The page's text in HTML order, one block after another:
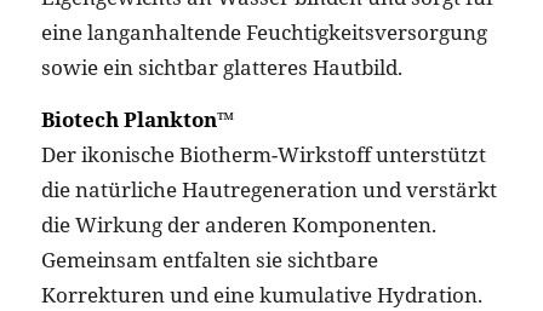
eine langanhaltende Feuchtigkeitsversorgung
sowie ein sichtbar glatteres Hautbild.
Biotech Plankton™
Der ikonische Biotherm-Wirkstoff unterstützt
die natürliche Hautregeneration und verstärkt
die Wirkung der anderen Komponenten.
Gemeinsam entfalten sie sichtbare
Korrekturen und eine kumulative Hydration.